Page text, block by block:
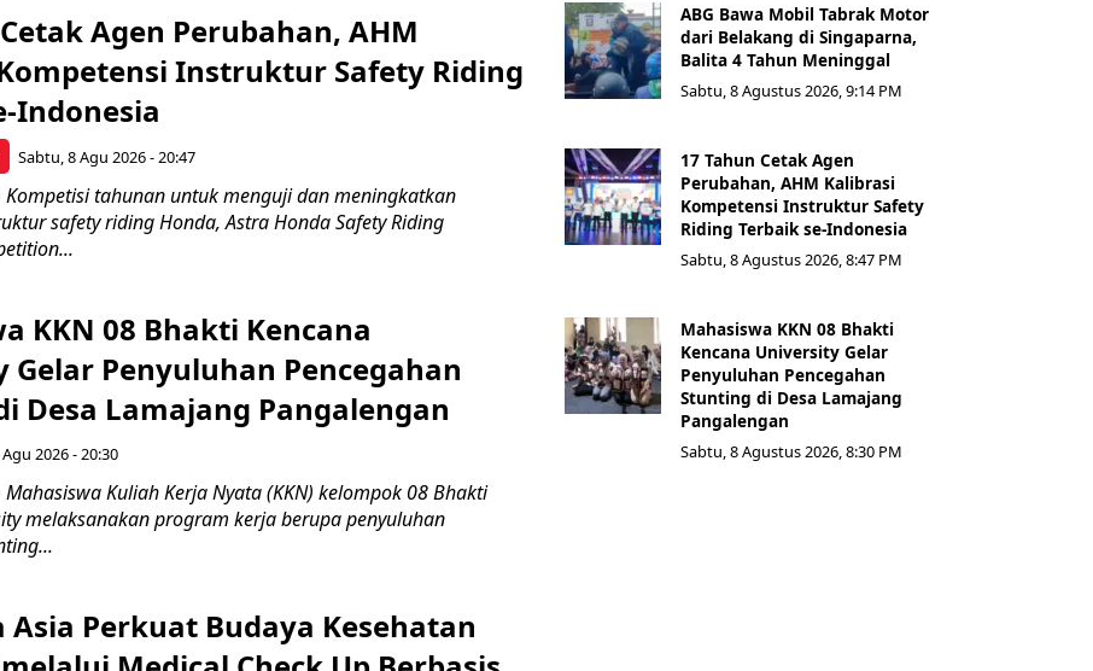
Agen Perubahan, AHM
Instruktur Safety Riding
Indonesia
Sabtu, 8 Agu 2026 - 20:47
– Kompetisi tahunan untuk menguji dan meningkatkan
safety riding Honda, Astra Honda Safety Riding
KKN 08 Bhakti Kencana
Gelar Penyuluhan Pencegahan
Desa Lamajang Pangalengan
2026 - 20:30
– Mahasiswa Kuliah Kerja Nyata (KKN) kelompok 08 Bhakti
melaksanakan program kerja berupa penyuluhan
Asia Perkuat Budaya Kesehatan
ABG Bawa Mobil Tabrak Motor
dari Belakang di Singaparna,
Balita 4 Tahun Meninggal
Sabtu, 8 Agustus 2026, 9:14 PM
17 Tahun Cetak Agen
Perubahan, AHM Kalibrasi
Kompetensi Instruktur Safety
Riding Terbaik se-Indonesia
Sabtu, 8 Agustus 2026, 8:47 PM
Mahasiswa KKN 08 Bhakti
Kencana University Gelar
Penyuluhan Pencegahan
Stunting di Desa Lamajang
Pangalengan
Sabtu, 8 Agustus 2026, 8:30 PM